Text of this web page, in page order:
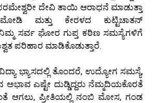
ದೇವಿ ತಾಯಿ ಆರಾಧನೆ ಮಾಡುತ್ತಾ
ಮತ್ತು ಕೇರಳದ ಕುಟ್ಟಿಚಾತನ್
ಸರ್ವ ಘೋರ ಗುಪ್ತ ಕಠಿಣ ಸಮಸ್ಯೆಗಳಿಗೆ
ಪರಿಹಾರ ಮಾಡಿಕೊಡುತ್ತಾರೆ.
ಭ್ಯಾಸದಲ್ಲಿ ತೊಂದರೆ, ಉದ್ಯೋಗ ಸಮಸ್ಯೆ,
ಎಷ್ಟೇ ದುಡ್ಡಿದ್ದರು ನೆಮ್ಮದಿಯಕೊರತೆ
ಆಗಲು, ಪ್ರೀತಿಯಲ್ಲಿ ನಂಬಿ ಮೋಸ, ಗಂಡ